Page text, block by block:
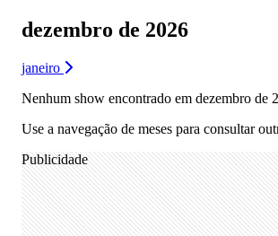
dezembro de 2026
janeiro
Nenhum show encontrado em dezembro de
Use a navegação de meses para consultar
Publicidade